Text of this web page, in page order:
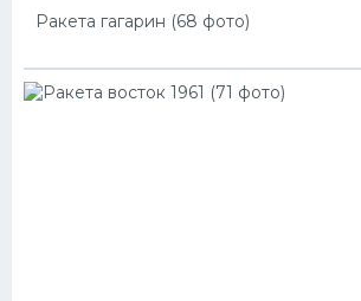
Ракета гагарин (68 фото)